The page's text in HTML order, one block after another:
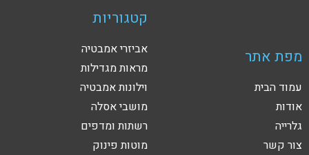
מפת אתר
עמוד הבית
אודות
גלרייה
צור קשר
קטגוריות
אביזרי אמבטיה
מראות מגדילות
וילונות אמבטיה
מושבי אסלה
רשתות ומדפים
מוטות פינוק